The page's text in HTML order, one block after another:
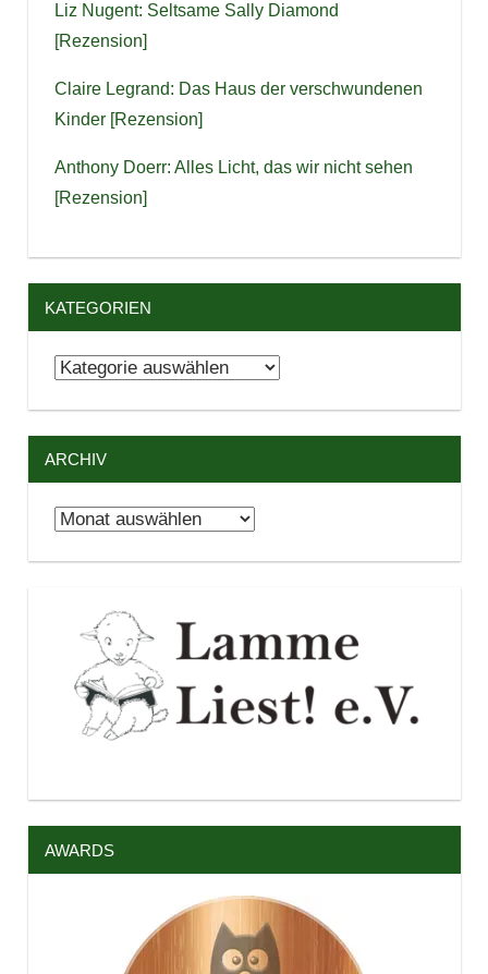
Liz Nugent: Seltsame Sally Diamond
[Rezension]
Claire Legrand: Das Haus der verschwundenen
Kinder [Rezension]
Anthony Doerr: Alles Licht, das wir nicht sehen
[Rezension]
KATEGORIEN
Kategorien
ARCHIV
Archiv
AWARDS